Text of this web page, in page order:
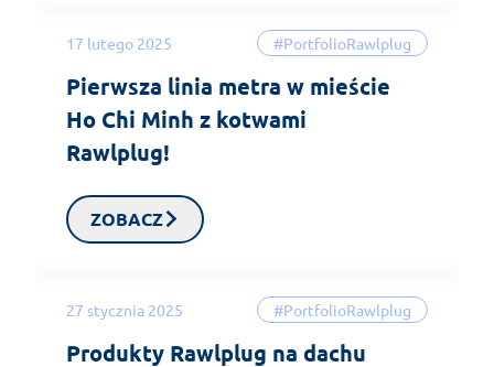
17 lutego 2025 #PortfolioRawlplug
Pierwsza linia metra w mieście
Ho Chi Minh z kotwami
Rawlplug!
ZOBACZ
27 stycznia 2025 #PortfolioRawlplug
Produkty Rawlplug na dachu